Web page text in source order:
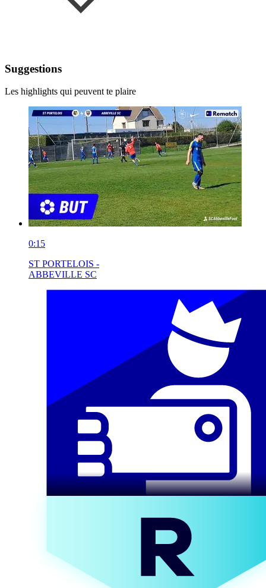
Suggestions
Les highlights qui peuvent te plaire
0:15
ST PORTELOIS -
ABBEVILLE SC